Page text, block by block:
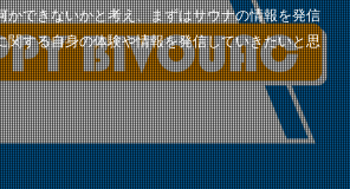
かできないかと考え、まずはサウナの情報を発信
関する自身の体験や情報を発信していきたいと思